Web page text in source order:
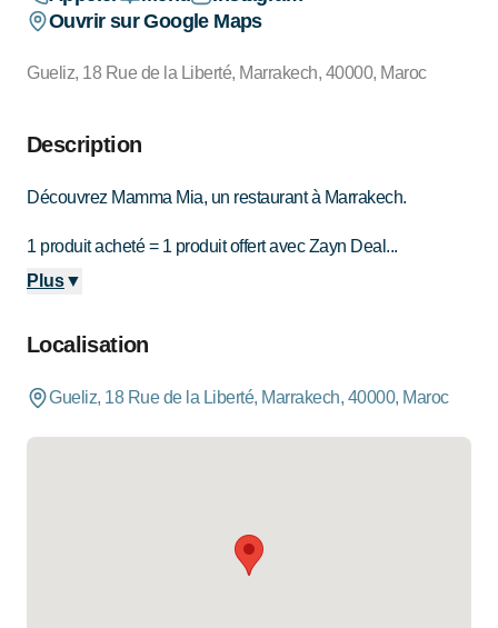
Ouvrir sur Google Maps
Gueliz, 18 Rue de la Liberté, Marrakech, 40000, Maroc
Description
Découvrez Mamma Mia, un restaurant à Marrakech.
1 produit acheté = 1 produit offert avec Zayn Deal...
Plus▼
Localisation
Gueliz, 18 Rue de la Liberté, Marrakech, 40000, Maroc